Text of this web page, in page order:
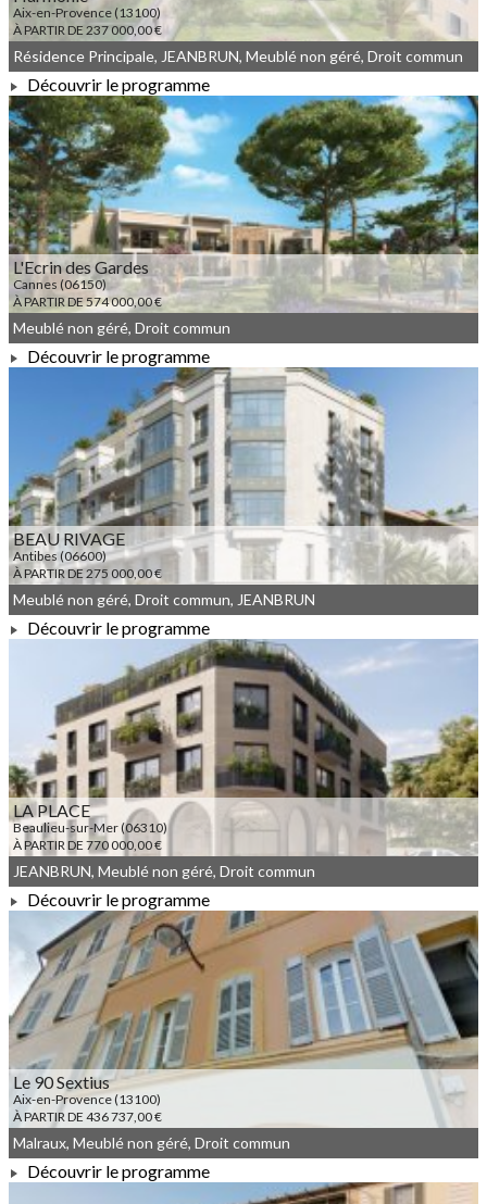
Aix-en-Provence (13100)
À PARTIR DE 237 000,00 €
À PARTIR DE 237 000,00 €
Résidence Principale, JEANBRUN, Meublé non géré, Droit commun
Découvrir le programme
L'Ecrin des Gardes
Cannes (06150)
À PARTIR DE 574 000,00 €
À PARTIR DE 574 000,00 €
Meublé non géré, Droit commun
Découvrir le programme
BEAU RIVAGE
Antibes (06600)
À PARTIR DE 275 000,00 €
À PARTIR DE 275 000,00 €
Meublé non géré, Droit commun, JEANBRUN
Découvrir le programme
LA PLACE
Beaulieu-sur-Mer (06310)
À PARTIR DE 770 000,00 €
À PARTIR DE 770 000,00 €
JEANBRUN, Meublé non géré, Droit commun
Découvrir le programme
Le 90 Sextius
Aix-en-Provence (13100)
À PARTIR DE 436 737,00 €
Malraux, Meublé non géré, Droit commun
Découvrir le programme